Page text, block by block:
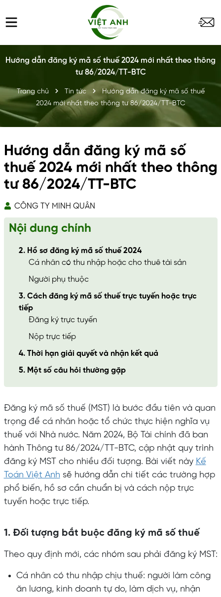
Hướng dẫn đăng ký mã số thuế 2024 mới nhất theo thông
tư 86/2024/TT-BTC
Trang chủ Tin tức
Hướng dẫn đăng ký mã số thuế
2024 mới nhất theo thông tư 86/2024/TT-BTC
Hướng dẫn đăng ký mã số
thuế 2024 mới nhất theo thông
tư 86/2024/TT-BTC
CÔNG TY MINH QUÂN
Nội dung chính
2. Hồ sơ đăng ký mã số thuế 2024
Cá nhân có thu nhập hoặc cho thuê tài sản
Người phụ thuộc
3. Cách đăng ký mã số thuế trực tuyến hoặc trực
tiếp
Đăng ký trực tuyến
Nộp trực tiếp
4. Thời hạn giải quyết và nhận kết quả
5. Một số câu hỏi thường gặp
Đăng ký mã số thuế (MST) là bước đầu tiên và quan
trọng để cá nhân hoặc tổ chức thực hiện nghĩa vụ
thuế với Nhà nước. Năm 2024, Bộ Tài chính đã ban
hành Thông tư 86/2024/TT-BTC, cập nhật quy trình
đăng ký MST cho nhiều đối tượng. Bài viết này Kế
Toán Việt Anh sẽ hướng dẫn chi tiết các trường hợp
phổ biến, hồ sơ cần chuẩn bị và cách nộp trực
tuyến hoặc trực tiếp.
1. Đối tượng bắt buộc đăng ký mã số thuế
Theo quy định mới, các nhóm sau phải đăng ký MST:
Cá nhân có thu nhập chịu thuế: người làm công
ăn lương, kinh doanh tự do, làm dịch vụ, nhận